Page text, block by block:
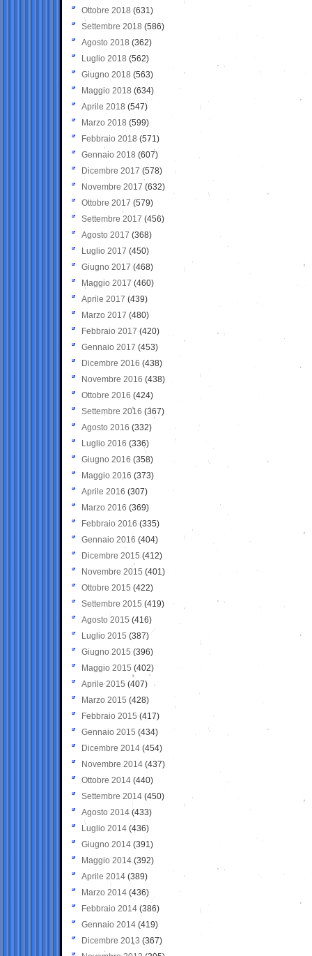
Ottobre 2018 (631)
Settembre 2018 (586)
Agosto 2018 (362)
Luglio 2018 (562)
Giugno 2018 (563)
Maggio 2018 (634)
Aprile 2018 (547)
Marzo 2018 (599)
Febbraio 2018 (571)
Gennaio 2018 (607)
Dicembre 2017 (578)
Novembre 2017 (632)
Ottobre 2017 (579)
Settembre 2017 (456)
Agosto 2017 (368)
Luglio 2017 (450)
Giugno 2017 (468)
Maggio 2017 (460)
Aprile 2017 (439)
Marzo 2017 (480)
Febbraio 2017 (420)
Gennaio 2017 (453)
Dicembre 2016 (438)
Novembre 2016 (438)
Ottobre 2016 (424)
Settembre 2016 (367)
Agosto 2016 (332)
Luglio 2016 (336)
Giugno 2016 (358)
Maggio 2016 (373)
Aprile 2016 (307)
Marzo 2016 (369)
Febbraio 2016 (335)
Gennaio 2016 (404)
Dicembre 2015 (412)
Novembre 2015 (401)
Ottobre 2015 (422)
Settembre 2015 (419)
Agosto 2015 (416)
Luglio 2015 (387)
Giugno 2015 (396)
Maggio 2015 (402)
Aprile 2015 (407)
Marzo 2015 (428)
Febbraio 2015 (417)
Gennaio 2015 (434)
Dicembre 2014 (454)
Novembre 2014 (437)
Ottobre 2014 (440)
Settembre 2014 (450)
Agosto 2014 (433)
Luglio 2014 (436)
Giugno 2014 (391)
Maggio 2014 (392)
Aprile 2014 (389)
Marzo 2014 (436)
Febbraio 2014 (386)
Gennaio 2014 (419)
Dicembre 2013 (367)